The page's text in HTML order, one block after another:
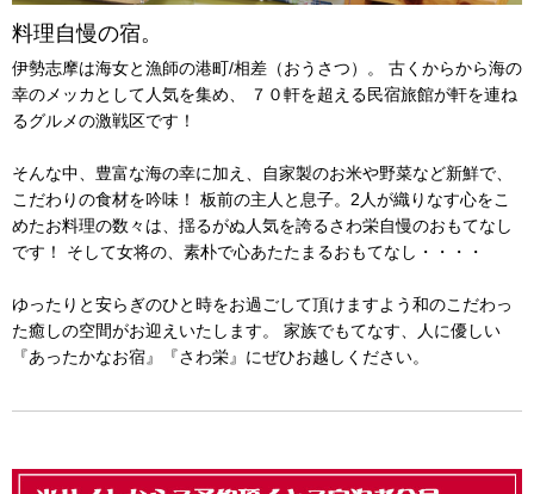
料理自慢の宿。
伊勢志摩は海女と漁師の港町/相差（おうさつ）。
古くからから海の
幸のメッカとして人気を集め、
７０軒を超える民宿旅館が軒を連ね
るグルメの激戦区です！
そんな中、豊富な海の幸に加え、自家製のお米や野菜など新鮮で、
こだわりの食材を吟味！ 板前の主人と息子。2人が織りなす心をこ
めたお料理の数々は、揺るがぬ人気を誇るさわ栄自慢のおもてなし
です！
そして女将の、素朴で心あたたまるおもてなし・・・・
ゆったりと安らぎのひと時をお過ごして頂けますよう和のこだわっ
た癒しの空間がお迎えいたします。
家族でもてなす、人に優しい
『あったかなお宿』
『さわ栄』にぜひお越しください。